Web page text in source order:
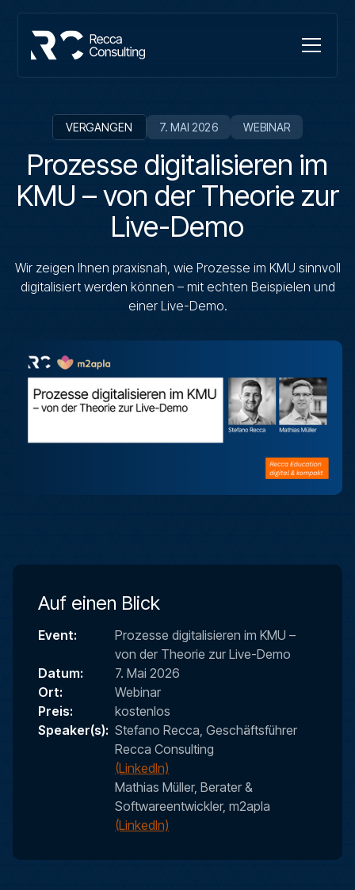
VERGANGEN 7. MAI 2026 WEBINAR
Prozesse digitalisieren im
KMU – von der Theorie zur
Live-Demo
Wir zeigen Ihnen praxisnah, wie Prozesse im KMU sinnvoll
digitalisiert werden können – mit echten Beispielen und
einer Live-Demo.
Auf einen Blick
Event:
Prozesse digitalisieren im KMU –
von der Theorie zur Live-Demo
Datum:
7. Mai 2026
Ort:
Webinar
Preis:
kostenlos
Speaker(s): Stefano Recca, Geschäftsführer
Recca Consulting
(LinkedIn)
Mathias Müller, Berater &
Softwareentwickler, m2apla
(LinkedIn)